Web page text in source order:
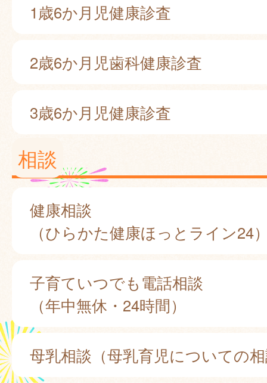
1歳6か月児健康診査
2歳6か月児歯科健康診査
3歳6か月児健康診査
相談
健康相談
（ひらかた健康ほっとライン24
子育ていつでも電話相談
（年中無休・24時間）
母乳相談（母乳育児についての